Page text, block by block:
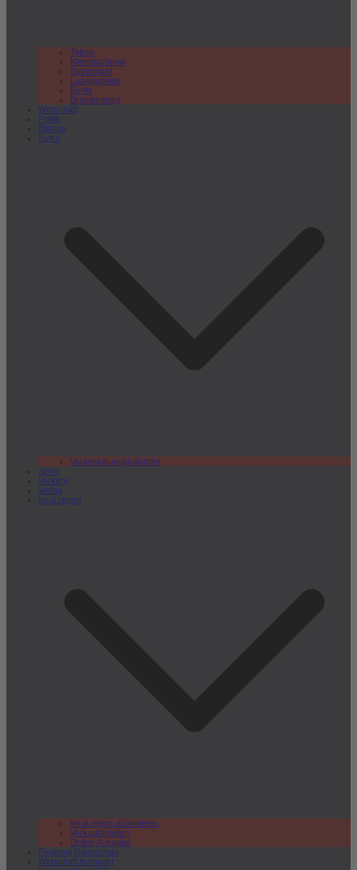
Teltow
Kleinmachnow
Stahnsdorf
Ludwigsfelde
Berlin
Brandenburg
Wirtschaft
Politik
Bildung
Kultur
Veranstaltungskalender
Sport
Verkehr
Verlag
lokal.report
lokal.report abonnieren
Verkaufsstellen
Online Ausgabe
Regional Rundschau
Wirtschaft.Kompakt